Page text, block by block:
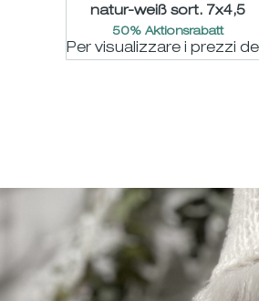
natur-weiß sort. 7x4,5
H8,5cm
50% Aktionsrabatt
Per visualizzare i prezzi